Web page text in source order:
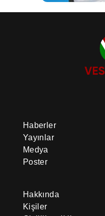
Haberler
Yayınlar
Medya
Poster
Hakkında
Kişiler